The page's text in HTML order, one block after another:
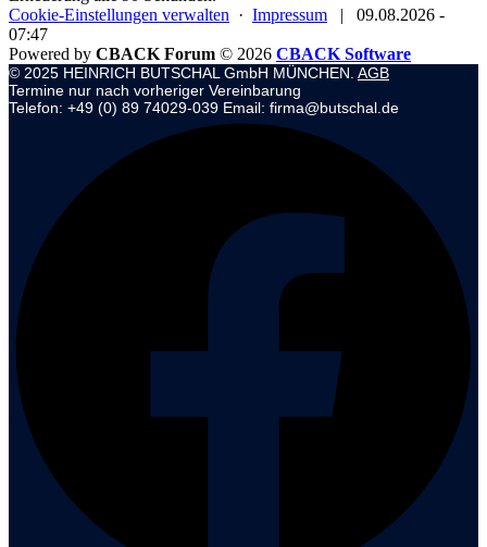
Cookie-Einstellungen verwalten · Impressum |
09.08.2026 -
07:47
Powered by CBACK Forum © 2026 CBACK Software
© 2025 HEINRICH BUTSCHAL GmbH MÜNCHEN. AGB
Termine nur nach vorheriger Vereinbarung
Telefon: +49 (0) 89 74029-039 Email: firma@butschal.de